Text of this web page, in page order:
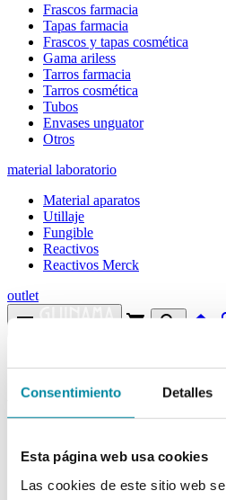
Consentimiento Detalles
Esta página web usa cookies
Las cookies de este sitio web
Frascos farmacia
Tapas farmacia
Frascos y tapas cosmética
Gama ariless
Tarros farmacia
Tarros cosmética
Tubos
Envases unguator
Otros
material laboratorio
Material aparatos
Utillaje
Fungible
Reactivos
Reactivos Merck
outlet
menu shopping_cart search home
Actualmente se encuentra en:
arrow_back Ficha de producto